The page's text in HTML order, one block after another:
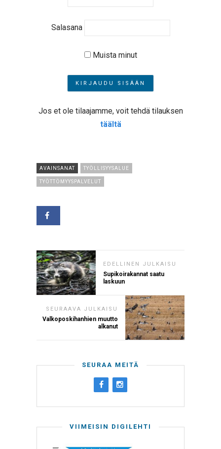
Salasana
Muista minut
Jos et ole tilaajamme, voit tehdä tilauksen
täältä
AVAINSANAT TYÖLLISYYSALUE
TYÖTTÖMYYSPALVELUT
EDELLINEN JULKAISU
Supikoirakannat saatu
laskuun
SEURAAVA JULKAISU
Valkoposkihanhien muutto
alkanut
SEURAA MEITÄ
VIIMEISIN DIGILEHTI